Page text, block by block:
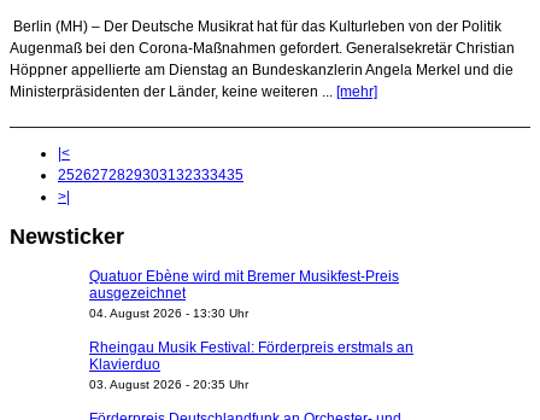
Berlin (MH) – Der Deutsche Musikrat hat für das Kulturleben von der Politik
Augenmaß bei den Corona-Maßnahmen gefordert. Generalsekretär Christian
Höppner appellierte am Dienstag an Bundeskanzlerin Angela Merkel und die
Ministerpräsidenten der Länder, keine weiteren ... [mehr]
|<
25262728293031 32333435
>|
Newsticker
Quatuor Ebène wird mit Bremer Musikfest-Preis
ausgezeichnet
04. August 2026 - 13:30 Uhr
Rheingau Musik Festival: Förderpreis erstmals an
Klavierduo
03. August 2026 - 20:35 Uhr